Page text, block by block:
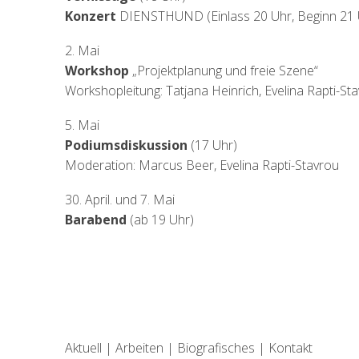
Konzert DIENSTHUND (Einlass 20 Uhr, Beginn 21
2. Mai
Workshop „Projektplanung und freie Szene“
Workshopleitung: Tatjana Heinrich, Evelina Rapti-
5. Mai
Podiumsdiskussion (17 Uhr)
Moderation: Marcus Beer, Evelina Rapti-Stavrou
30. April. und 7. Mai
Barabend (ab 19 Uhr)
Aktuell | Arbeiten | Biografisches | Kontakt